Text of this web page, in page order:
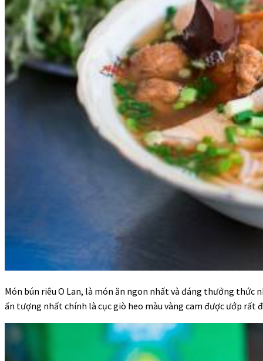
Món bún riêu O Lan, là món ăn ngon nhất và đáng thưởng thức
ấn tượng nhất chính là cục giò heo màu vàng cam được ướp